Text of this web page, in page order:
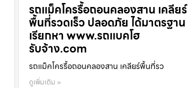
รถแม็คโครรื้อถอนคลองสาน เคลียร์
พื้นที่รวดเร็ว ปลอดภัย ได้มาตรฐาน
เรียกหา www.รถแบคโฮ
รับจ้าง.com
รถแม็คโครรื้อถอนคลองสาน เคลียร์พื้นที่รว
ดูเพิ่มเติม »